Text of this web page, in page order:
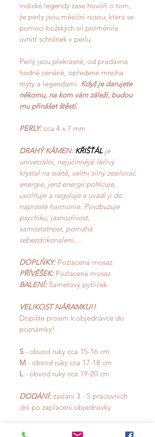
indické legendy zase hovoří o tom,
že perly jsou měsíční rosou, která se
pomocí božských sil proměnila
uvnitř schránek v perlu.
Perly jsou překrásné, od pradávna
hodně ceněné, opředené mnoha
mýty a legendami. Když je darujete
někomu, na kom vám záleží, budou
mu přinášet štěstí.
PERLY: cca 4 x 7 mm
DRAHÝ KÁMEN: KŘIŠŤÁL je
univerzální, nejúčinnější léčivý
krystal na světě, velmi silný zesilovač
energie, jenž energii pohlcuje,
uvolňuje a reguluje a uvádí ji do
naprosté harmonie. Povzbuzuje
psychiku, jasnozřivost,
samostatnost, pomáhá
sebezdokonalení,...
DOPLŇKY: Pozlacená mosaz
PŘÍVĚŠEK: Pozlacená mosaz
BALENÍ: Sametový pytlíček
VELIKOST NÁRAMKU!!
Dopište prosím k objednávce do
poznámky!
S - obvod ruky cca 15-16 cm
M - obvod ruky cca 17-18 cm
L - obvod ruky cca 19-20 cm
DODÁNÍ: zaslání 3 - 5 pracovních
dní po zaplacení objednávky
VRÁCENÍ:
30 dní od doručení